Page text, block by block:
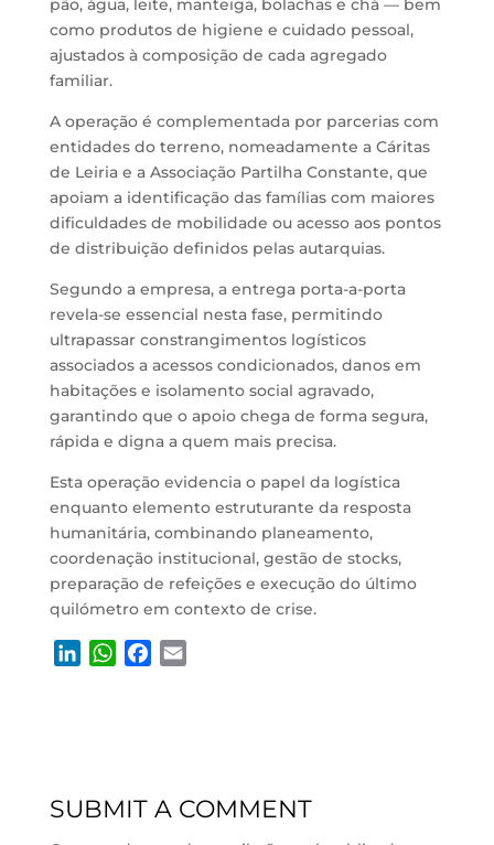
pão, água, leite, manteiga, bolachas e chá — bem
como produtos de higiene e cuidado pessoal,
ajustados à composição de cada agregado
familiar.
A operação é complementada por parcerias com
entidades do terreno, nomeadamente a Cáritas
de Leiriae a Associação Partilha Constante, que
apoiam a identificação das famílias com maiores
dificuldades de mobilidade ou acesso aos pontos
de distribuição definidos pelas autarquias.
Segundo a empresa, a entrega porta-a-porta
revela-se essencial nesta fase, permitindo
ultrapassar constrangimentos logísticos
associados a acessos condicionados, danos em
habitações e isolamento social agravado,
garantindo que o apoio chega de forma segura,
rápida e digna a quem mais precisa.
Esta operação evidencia o papel da logística
enquanto elemento estruturante da resposta
humanitária, combinando planeamento,
coordenação institucional, gestão de stocks,
preparação de refeições e execução do último
quilómetro em contexto de crise.
I
W
p
o
SUBMIT A COMMENT